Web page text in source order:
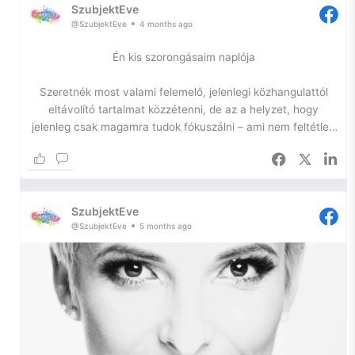
SzubjektEve
@SzubjektEve 4 months ago
Én kis szorongásaim naplója
Szeretnék most valami felemelő, jelenlegi közhangulattól
eltávolító tartalmat közzétenni, de az a helyzet, hogy
jelenleg csak magamra tudok fókuszálni – ami nem feltétlen
hogy naplózzam a lelkem, hátha ennyivel is sikerül
elhallgattatnom a belső hangokat.
Szóval, szorongás.
Ilyen vagyok én. Egy ideje azon gondolkodom, hogy – bár
nem szeretem a diagnózist, hiszen a szó maga is már egy
negatív háttérjelentést hordoz – szükségem lenne arra, hogy
SzubjektEve
@SzubjektEve 5 months ago